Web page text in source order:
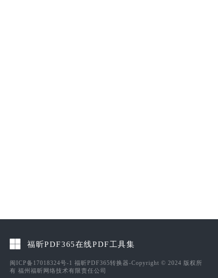
福昕PDF365在线PDF工具集
闽ICP备17018324号-1 福昕PDF365转换器-Copyright © 2024 版权所
有 福州福昕网络技术有限责任公司